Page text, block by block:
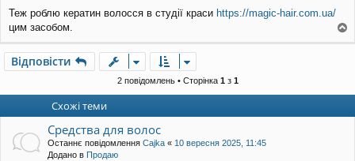
в
і
о
м
Теж роблю кератин волосся в студії краси https://magic-hair.com.ua/
цим засобом.
Відповісти
2 повідомлень • Сторінка 1з 1
Схожі теми
Средства для волос
Останнє повідомлення Cajka « 10 вересня 2025, 11:45
Додано в Продаю